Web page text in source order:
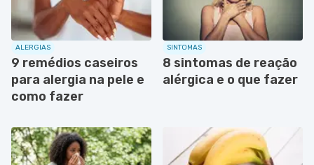
ALERGIAS
9 remédios caseiros
para alergia na pele e
como fazer
SINTOMAS
8 sintomas de reação
alérgica e o que fazer